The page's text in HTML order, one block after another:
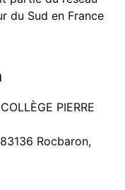
du Sud en France
PIERRE
Rocbaron,